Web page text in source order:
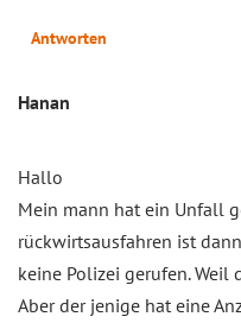
Antworten
Hanan
Hallo
Mein mann hat ein Unfall
rückwirtsausfahren ist
keine Polizei gerufen.
Aber der jenige hat eine